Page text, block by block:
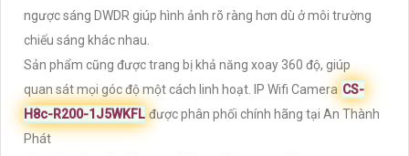
ngược sáng DWDR giúp hình ảnh rõ ràng hơn dù ở môi trường
chiếu sáng khác nhau.
Sản phẩm cũng được trang bị khả năng xoay 360 độ, giúp
quan sát mọi góc độ một cách linh hoạt. IP Wifi Camera CS-
H8c-R200-1J5WKFL được phân phối chính hãng tại An Thành
Phát